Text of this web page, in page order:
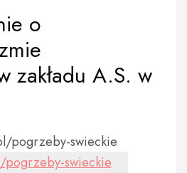
o
zakładu A.S. w
pogrzeby-swieckie